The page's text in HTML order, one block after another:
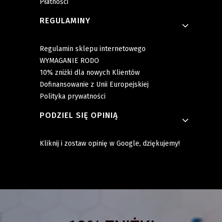
Płatności
REGULAMINY
Regulamin sklepu internetowego
WYMAGANIE RODO
10% zniżki dla nowych Klientów
Dofinansowanie z Unii Europejskiej
Polityka prywatności
PODZIEL SIĘ OPINIĄ
Kliknij i zostaw opinię w Google, dziękujemy!